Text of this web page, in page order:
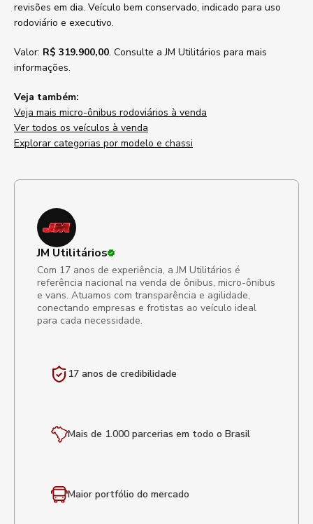
revisões em dia. Veículo bem conservado, indicado para uso
rodoviário e executivo.
Valor: R$ 319.900,00. Consulte a JM Utilitários para mais
informações.
Veja também:
Veja mais micro-ônibus rodoviários à venda
Ver todos os veículos à venda
Explorar categorias por modelo e chassi
JM Utilitários
Com 17 anos de experiência, a JM Utilitários é
referência nacional na venda de ônibus, micro-ônibus
e vans. Atuamos com transparência e agilidade,
conectando empresas e frotistas ao veículo ideal
para cada necessidade.
17 anos de credibilidade
Mais de 1.000 parcerias em todo o Brasil
Maior portfólio do mercado